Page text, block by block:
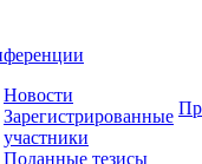
Новости
Зарегистрированные
участники
Поданные тезисы